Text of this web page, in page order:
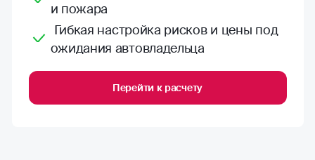
и пожара
Гибкая настройка рисков и цены под
ожидания автовладельца
Перейти к расчету